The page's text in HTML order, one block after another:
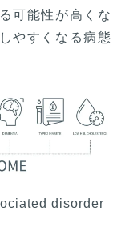
可能性が高くな
やすくなる病態
disorder